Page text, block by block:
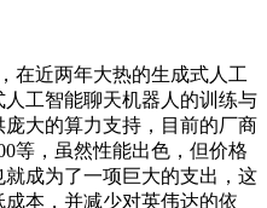
近两年大热的生成式人工
工智能聊天机器人的训练与
大的算力支持，目前的厂商
等，虽然性能出色，但价格
成为了一项巨大的支出，这
本，并减少对英伟达的依